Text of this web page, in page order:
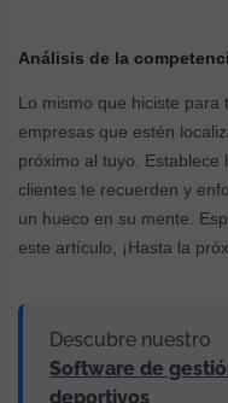
Análisis de la
Lo mismo que hiciste
empresas que estén
próximo al tuyo.
clientes te recuerden y
un hueco en su mente.
este artículo, ¡Hasta la
Descubre nuestro
Software de
deportivos